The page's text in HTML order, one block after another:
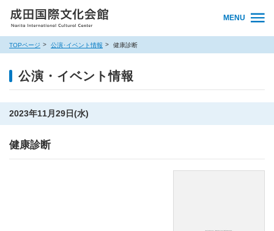
MENU
TOPページ 公演･イベント情報 健康診断
公演・イベント情報
2023年11月29日(水)
健康診断